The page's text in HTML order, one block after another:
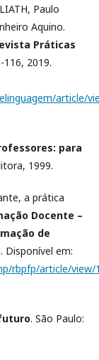
Paulo
Aquino.
Práticas
116, 2019.
article/
para
1999.
a prática
Docente –
de
Disponível em:
rbpfp/article/view/
. São Paulo: